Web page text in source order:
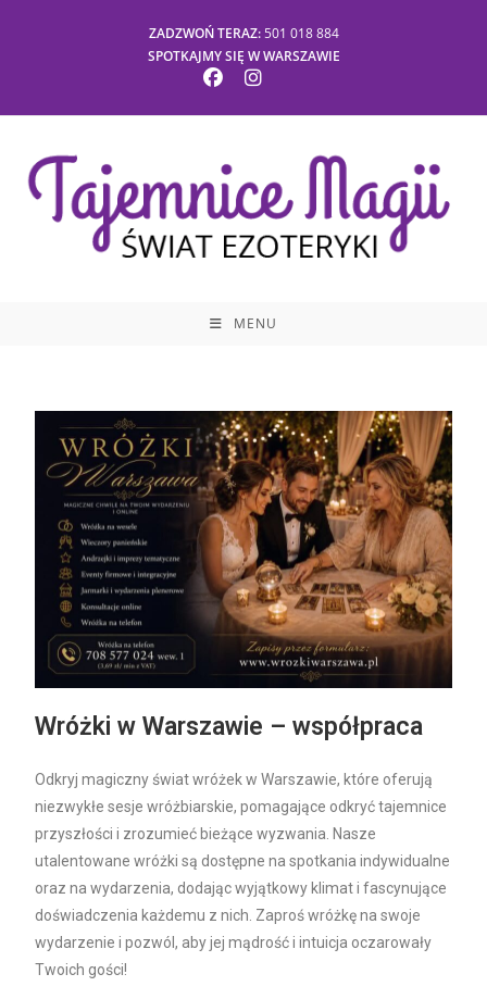
ZADZWOŃ TERAZ:501 018 884
SPOTKAJMY SIĘ W WARSZAWIE
MENU
Wróżki w Warszawie – współpraca
Odkryj magiczny świat wróżek w Warszawie, które oferują
niezwykłe sesje wróżbiarskie, pomagające odkryć tajemnice
przyszłości i zrozumieć bieżące wyzwania. Nasze
utalentowane wróżki są dostępne na spotkania indywidualne
oraz na wydarzenia, dodając wyjątkowy klimat i fascynujące
doświadczenia każdemu z nich. Zaproś wróżkę na swoje
wydarzenie i pozwól, aby jej mądrość i intuicja oczarowały
Twoich gości!